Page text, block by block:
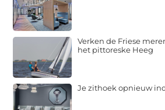
Verken de Friese
het pittoreske Heeg
Je zithoek opnieuw